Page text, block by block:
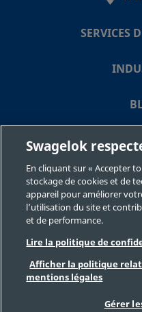
SERVICES
À
©2026 Swagelok
Sélection des
Swagelok
En cliquant sur « Accepter
stockage de cookies et de
appareil pour améliorer
l’utilisation du site et
et de performance.
Lire la politique de
Afficher la politique
mentions légales
Gérer